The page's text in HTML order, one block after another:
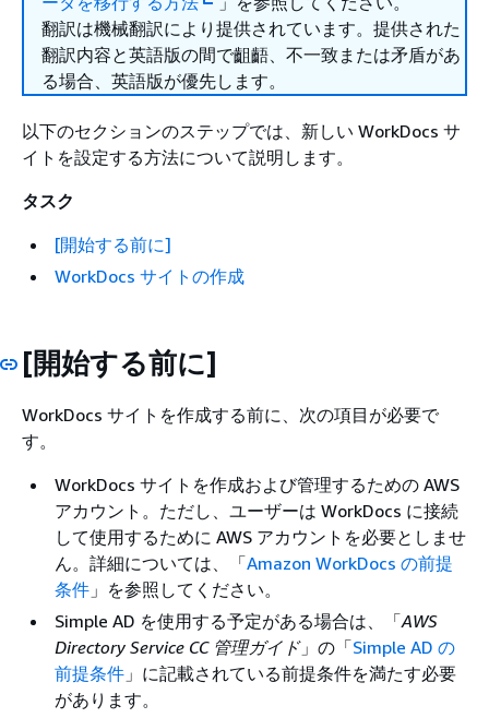
翻訳は機械翻訳により提供されています。提供された
翻訳内容と英語版の間で齟齬、不一致または矛盾があ
る場合、英語版が優先します。
以下のセクションのステップでは、新しい WorkDocs サ
イトを設定する方法について説明します。
タスク
[開始する前に]
WorkDocs サイトの作成
[開始する前に]
WorkDocs サイトを作成する前に、次の項目が必要で
す。
WorkDocs サイトを作成および管理するための AWS
アカウント。ただし、ユーザーは WorkDocs に接続
して使用するために AWS アカウントを必要としませ
ん。詳細については、「Amazon WorkDocs の前提
条件 」を参照してください。
Simple AD を使用する予定がある場合は、「AWS
Directory Service CC 管理ガイド」の「Simple AD の
前提条件 」に記載されている前提条件を満たす必要
があります。